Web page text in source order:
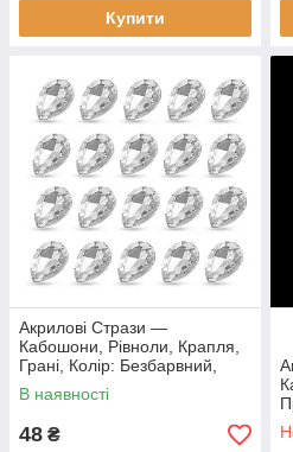
Купити
Акрилові Стрази —
Кабошони, Рівноли, Крапля,
Грані, Колір: Безбарвний,
Розмір: 18х13х5мм, (20 шт)
В наявності
48 ₴